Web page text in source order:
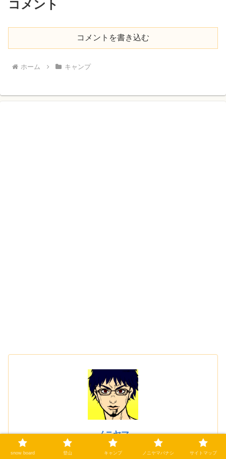
コメント
コメントを書き込む
ホーム キャンプ
ノニヤマ
季節を問わず山が好き
snow board 登山 キャンプ ノニヤマバナシ サイトマップ